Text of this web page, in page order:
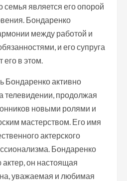
семья является его опорой
Бондаренко
между работой и
и его супруга
его в этом.
Бондаренко активно
телевидении, продолжая
новыми ролями и
мастерством. Его имя
актерского
Бондаренко
он настоящая
уважаемая и любимая